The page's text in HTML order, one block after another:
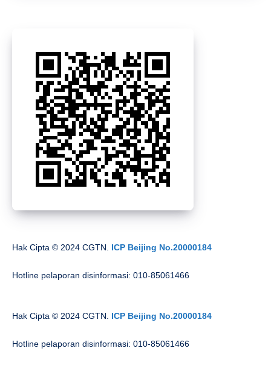
Hak Cipta © 2024 CGTN. ICP Beijing No.20000184
Hotline pelaporan disinformasi: 010-85061466
Hak Cipta © 2024 CGTN. ICP Beijing No.20000184
Hotline pelaporan disinformasi: 010-85061466